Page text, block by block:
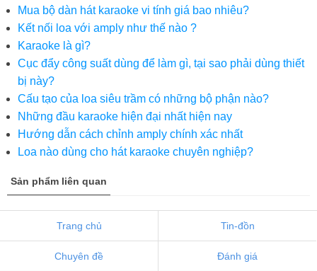
Mua bộ dàn hát karaoke vi tính giá bao nhiêu?
Kết nối loa với amply như thế nào ?
Karaoke là gì?
Cục đẩy công suất dùng để làm gì, tại sao phải dùng thiết
bị này?
Cấu tạo của loa siêu trầm có những bộ phận nào?
Những đầu karaoke hiện đại nhất hiện nay
Hướng dẫn cách chỉnh amply chính xác nhất
Loa nào dùng cho hát karaoke chuyên nghiệp?
Sản phẩm liên quan
Trang chủ Tin-đồn
Chuyên đề Đánh giá